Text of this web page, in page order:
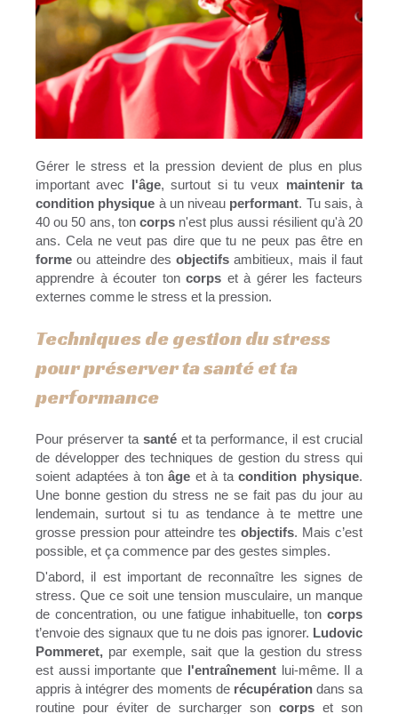
Gérer le stress et la pression devient de plus en plus
important avec l'âge, surtout si tu veux maintenir ta
condition physique à un niveau performant. Tu sais, à
40 ou 50 ans, ton corpsn'est plus aussi résilient qu'à 20
ans. Cela ne veut pas dire que tu ne peux pas être en
forme ou atteindre des objectifs ambitieux, mais il faut
apprendre à écouter toncorps et à gérer les facteurs
externes comme le stress et la pression.
Techniques de gestion du stress
pour préserver ta santé et ta
performance
Pour préserver ta santé et ta performance, il est crucial
de développer des techniques de gestion du stress qui
soient adaptées à tonâge et à tacondition physique.
Une bonne gestion du stress ne se fait pas du jour au
lendemain, surtout si tu as tendance à te mettre une
grosse pression pour atteindre tes objectifs. Mais c’est
possible, et ça commence par des gestes simples.
D'abord, il est important de reconnaître les signes de
stress. Que ce soit une tension musculaire, un manque
de concentration, ou une fatigue inhabituelle, ton corps
t’envoie des signaux que tu ne dois pas ignorer. Ludovic
Pommeret, par exemple, sait que la gestion du stress
est aussi importante que l'entraînementlui-même. Il a
appris à intégrer des moments de récupération dans sa
routine pour éviter de surcharger son corps et son